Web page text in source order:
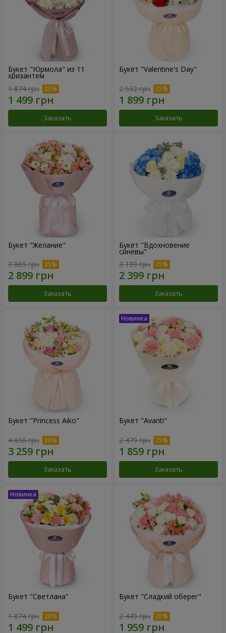
Букет "Юрмола" из 11
хризантем
1 874 грн
Заказать
Букет "Valentine's Day"
2 532 грн
Заказать
Букет "Желание"
3 865 грн
Заказать
Букет "Вдохновение
синевы"
3 199 грн
Заказать
Букет "Princess Aiko"
4 656 грн
Заказать
Букет "Avanti"
2 479 грн
Заказать
Букет "Светлана"
1 874 грн
Букет "Сладкий оберег"
2 449 грн